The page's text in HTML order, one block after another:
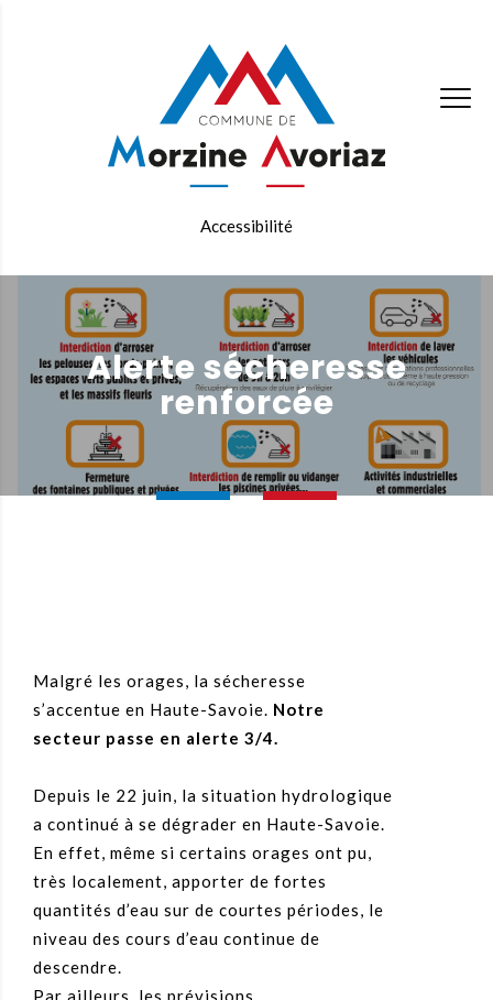
Accessibilité
Alerte sécheresse
renforcée
Malgré les orages, la sécheresse
s’accentue en Haute-Savoie. Notre
secteur passe en alerte 3/4.
Depuis le 22 juin, la situation hydrologique
a continué à se dégrader en Haute-Savoie.
En effet, même si certains orages ont pu,
très localement, apporter de fortes
quantités d’eau sur de courtes périodes, le
niveau des cours d’eau continue de
descendre.
Par ailleurs, les prévisions